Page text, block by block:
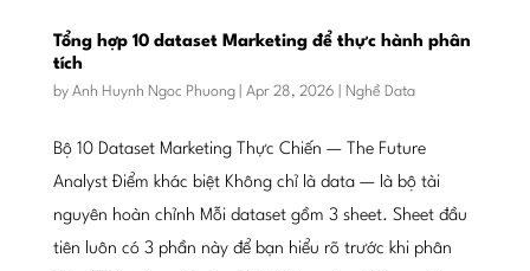
Tổng hợp 10 dataset Marketing để thực hành phân
tích
by Anh Huynh Ngoc Phuong| Apr 28, 2026 Nghề Data
Bộ 10 Dataset Marketing Thực Chiến — The Future
Analyst Điểm khác biệt Không chỉ là data — là bộ tài
nguyên hoàn chỉnh Mỗi dataset gồm 3 sheet. Sheet đầu
tiên luôn có 3 phần này để bạn hiểu rõ trước khi phân